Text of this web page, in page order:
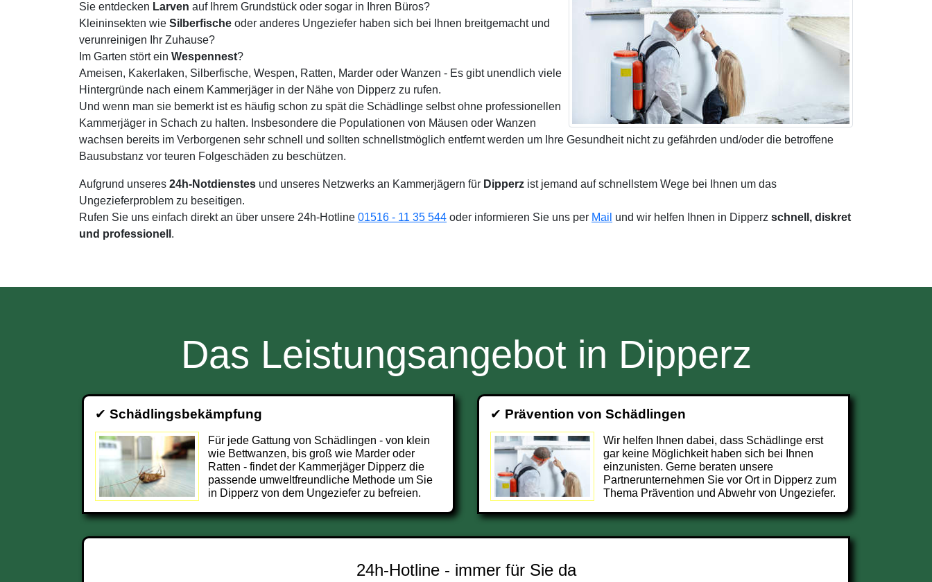
Sie entdecken Larven auf Ihrem Grundstück oder sogar in Ihren Büros?
Kleininsekten wie Silberfische oder anderes Ungeziefer haben sich bei Ihnen breitgemacht und
verunreinigen Ihr Zuhause?
Im Garten stört ein Wespennest?
Ameisen, Kakerlaken, Silberfische, Wespen, Ratten, Marder oder Wanzen - Es gibt unendlich viele
Hintergründe nach einem Kammerjäger in der Nähe von Dipperz zu rufen.
Und wenn man sie bemerkt ist es häufig schon zu spät die Schädlinge selbst ohne professionellen
Kammerjäger in Schach zu halten. Insbesondere die Populationen von Mäusen oder Wanzen
wachsen bereits im Verborgenen sehr schnell und sollten schnellstmöglich entfernt werden um Ihre Gesundheit nicht zu gefährden und/oder die betroffene
Bausubstanz vor teuren Folgeschäden zu beschützen.
Aufgrund unseres 24h-Notdienstes und unseres Netzwerks an Kammerjägern für Dipperz ist jemand auf schnellstem Wege bei Ihnen um das
Ungezieferproblem zu beseitigen.
Rufen Sie uns einfach direkt an über unsere 24h-Hotline 01516 - 11 35 544 oder informieren Sie uns per Mail und wir helfen Ihnen in Dipperz schnell, diskret
und professionell .
Das Leistungsangebot in Dipperz
✔ Schädlingsbekämpfung
Für jede Gattung von Schädlingen - von klein
wie Bettwanzen, bis groß wie Marder oder
Ratten - findet der Kammerjäger Dipperz die
passende umweltfreundliche Methode um Sie
in Dipperz von dem Ungeziefer zu befreien.
✔ Prävention von Schädlingen
Wir helfen Ihnen dabei, dass Schädlinge erst
gar keine Möglichkeit haben sich bei Ihnen
einzunisten. Gerne beraten unsere
Partnerunternehmen Sie vor Ort in Dipperz zum
Thema Prävention und Abwehr von Ungeziefer.
24h-Hotline - immer für Sie da